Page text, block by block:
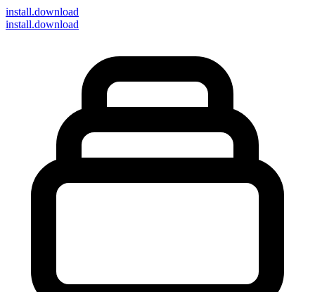
install.download
install.download